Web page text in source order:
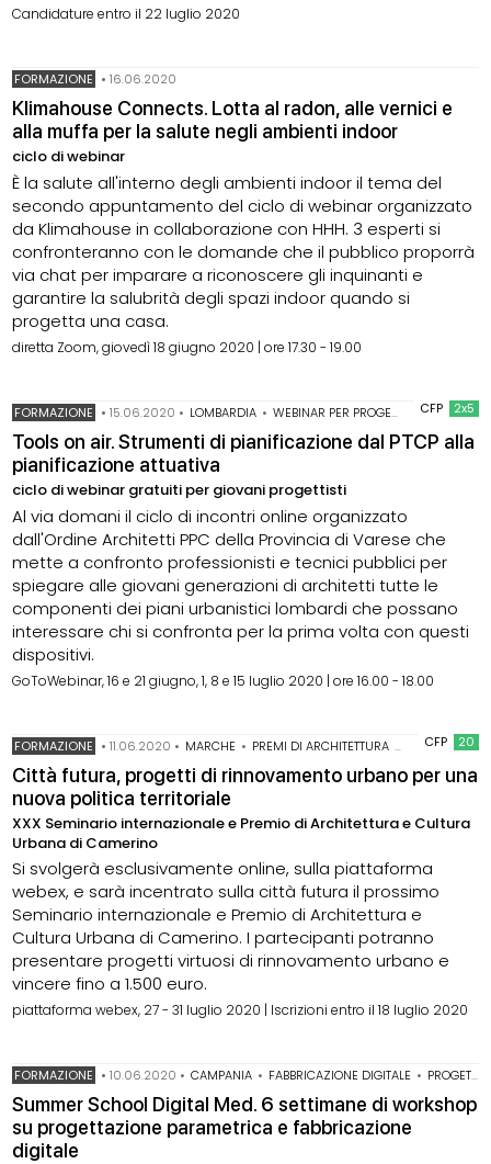
Candidature entro il 22 luglio 2020
FORMAZIONE •16.06.2020
Klimahouse Connects. Lotta al radon, alle vernici e
alla muffa per la salute negli ambienti indoor
ciclo di webinar
È la salute all'interno degli ambienti indoor il tema del
secondo appuntamento del ciclo di webinar organizzato
da Klimahouse in collaborazione con HHH. 3 esperti si
confronteranno con le domande che il pubblico proporrà
via chat per imparare a riconoscere gli inquinanti e
garantire la salubrità degli spazi indoor quando si
progetta una casa.
diretta Zoom, giovedì 18 giugno 2020 | ore 17.30 - 19.00
CFP 2x5
FORMAZIONE •15.06.2020 • LOMBARDIA • WEBINAR PER PROGETTISTI
Tools on air. Strumenti di pianificazione dal PTCP alla
pianificazione attuativa
ciclo di webinar gratuiti per giovani progettisti
Al via domani il ciclo di incontri online organizzato
dall'Ordine Architetti PPC della Provincia di Varese che
mette a confronto professionisti e tecnici pubblici per
spiegare alle giovani generazioni di architetti tutte le
componenti dei piani urbanistici lombardi che possano
interessare chi si confronta per la prima volta con questi
dispositivi.
GoToWebinar, 16 e 21 giugno, 1, 8 e 15 luglio 2020 | ore 16.00 - 18.00
CFP 20
FORMAZIONE •11.06.2020 • MARCHE • PREMI DI ARCHITETTURA • PREMIO DI
Città futura, progetti di rinnovamento urbano per una
nuova politica territoriale
XXX Seminario internazionale e Premio di Architettura e Cultura
Urbana di Camerino
Si svolgerà esclusivamente online, sulla piattaforma
webex, e sarà incentrato sulla città futura il prossimo
Seminario internazionale e Premio di Architettura e
Cultura Urbana di Camerino. I partecipanti potranno
presentare progetti virtuosi di rinnovamento urbano e
vincere fino a 1.500 euro.
piattaforma webex, 27 - 31 luglio 2020 | Iscrizioni entro il 18 luglio 2020
FORMAZIONE •10.06.2020 • CAMPANIA • FABBRICAZIONE DIGITALE • PROGETTAZIONE PARAMETRICA
Summer School Digital Med. 6 settimane di workshop
su progettazione parametrica e fabbricazione
digitale